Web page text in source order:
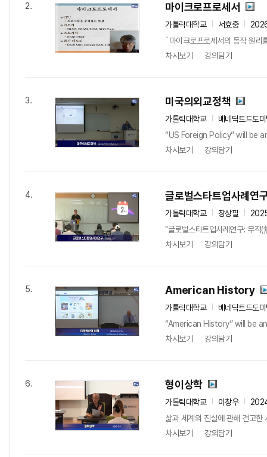
2. 마이크로프로세서
가톨릭대학교 서효중
`마이크로프로세서의 동작 원리
차시보기
강의담기
3. 미국의외교정책
가톨릭대학교
베네딕트드도
“US Foreign Policy” will
차시보기
강의담기
4. 글로벌스타트업사례연
가톨릭대학교 장상필
"글로벌스타트업사례연구: 무
차시보기
강의담기
5. American History
가톨릭대학교
베네딕트드도
“American History” will be
차시보기
강의담기
6. 형이상학
가톨릭대학교 이창우
삶과 세계의 진실에 관해 견고한
차시보기
강의담기